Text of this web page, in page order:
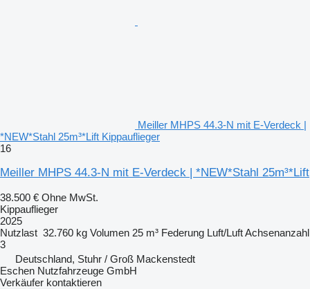
Meiller MHPS 44.3-N mit E-Verdeck |
*NEW*Stahl 25m³*Lift Kippauflieger
16
Meiller MHPS 44.3-N mit E-Verdeck | *NEW*Stahl 25m³*Lift
38.500 € Ohne MwSt.
Kippauflieger
2025
Nutzlast 32.760 kg Volumen 25 m³ Federung Luft/LuftAchsenanzahl
3
Deutschland, Stuhr / Groß Mackenstedt
Eschen Nutzfahrzeuge GmbH
Verkäufer kontaktieren